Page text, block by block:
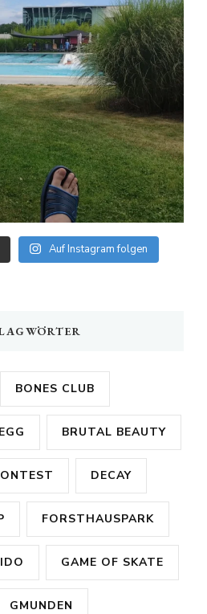
Auf Instagram folgen
BONES CLUB
BRUTAL BEAUTY
DECAY
FORSTHAUSPARK
GAME OF SKATE
GMUNDEN